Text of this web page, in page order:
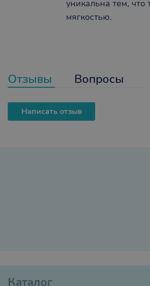
уникальна тем, что
мягкостью.
Отзывы Вопросы
Написать отзыв
Каталог